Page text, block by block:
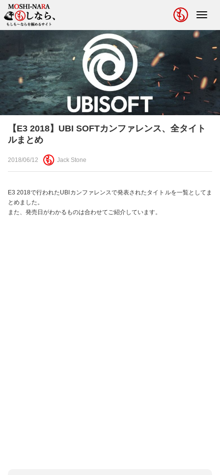
【E3 2018】UBI SOFTカンファレンス、全タイト
ルまとめ
2018/06/12 Jack Stone
E3 2018で行われたUBIカンファレンスで発表されたタイトルを一覧としてま
とめました。
また、発売日がわかるものは合わせてご紹介しています。